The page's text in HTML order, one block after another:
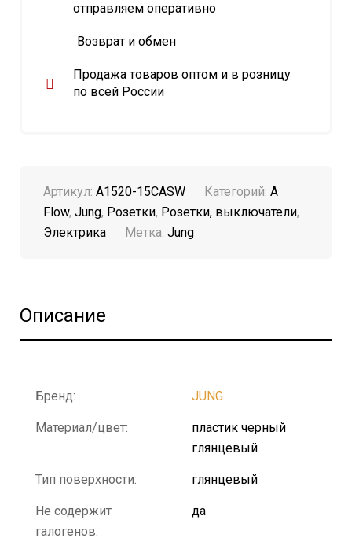
отправляем оперативно
Возврат и обмен
Продажа товаров оптом и в розницу
по всей России
Артикул: A1520-15CASW Категорий: A
Flow, Jung, Розетки, Розетки, выключатели,
Электрика
Метка: Jung
Описание
Бренд: JUNG
Материал/цвет:
пластик черный
глянцевый
Тип поверхности: глянцевый
Не содержит
галогенов:
да